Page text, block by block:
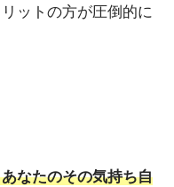
ットの方が圧倒的に
なたのその気持ち自